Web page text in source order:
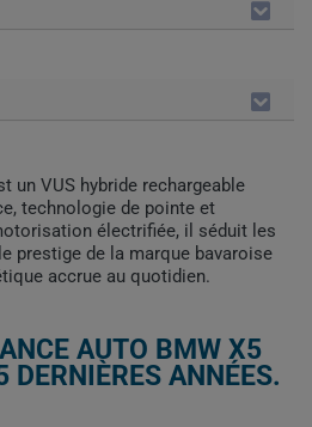
un VUS hybride rechargeable
technologie de pointe et
électrifiée, il séduit les
prestige de la marque bavaroise
accrue au quotidien.
AUTO BMW X5
DERNIÈRES ANNÉES.